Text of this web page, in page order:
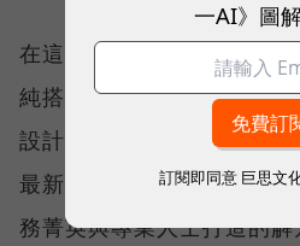
在這樣的氛圍下，市場對
純搭載最新處理器，擴展
設計與真實使用情境無縫整
最新推出的 Prestige 14
務菁英與專業人士打造的
一AI》圖
訂閱即同意 巨思文